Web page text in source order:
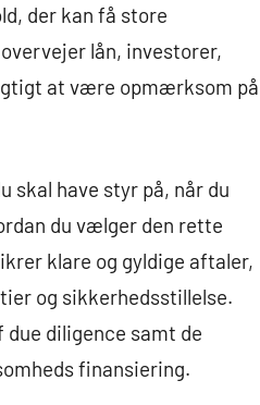
der kan få store
lån, investorer,
at være opmærksom på
skal have styr på, når du
du vælger den rette
klare og gyldige aftaler,
og sikkerhedsstillelse.
diligence samt de
finansiering.